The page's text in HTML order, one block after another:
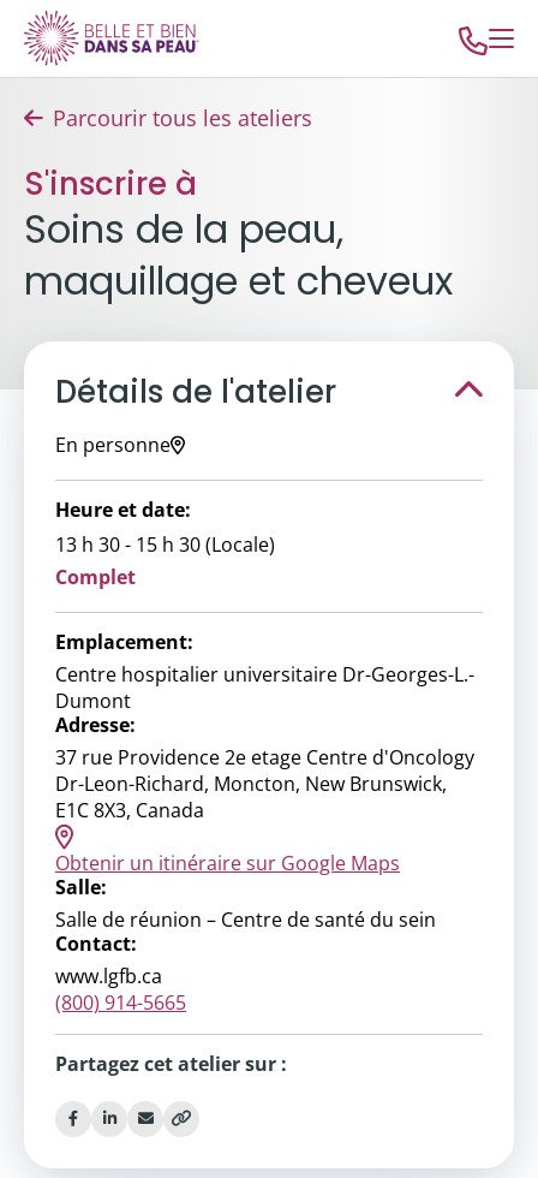
Parcourir tous les ateliers
S'inscrire à
Soins de la peau,
maquillage et cheveux
Détails de l'atelier
En personne
Heure et date:
13 h 30 - 15 h 30 (Locale)
Complet
Emplacement:
Centre hospitalier universitaire Dr-Georges-L.-
Dumont
Adresse:
37 rue Providence 2e etage Centre d'Oncology
Dr-Leon-Richard, Moncton, New Brunswick,
E1C 8X3, Canada
Obtenir un itinéraire sur Google Maps
Salle:
Salle de réunion – Centre de santé du sein
Contact:
www.lgfb.ca
(800) 914-5665
Partagez cet atelier sur :